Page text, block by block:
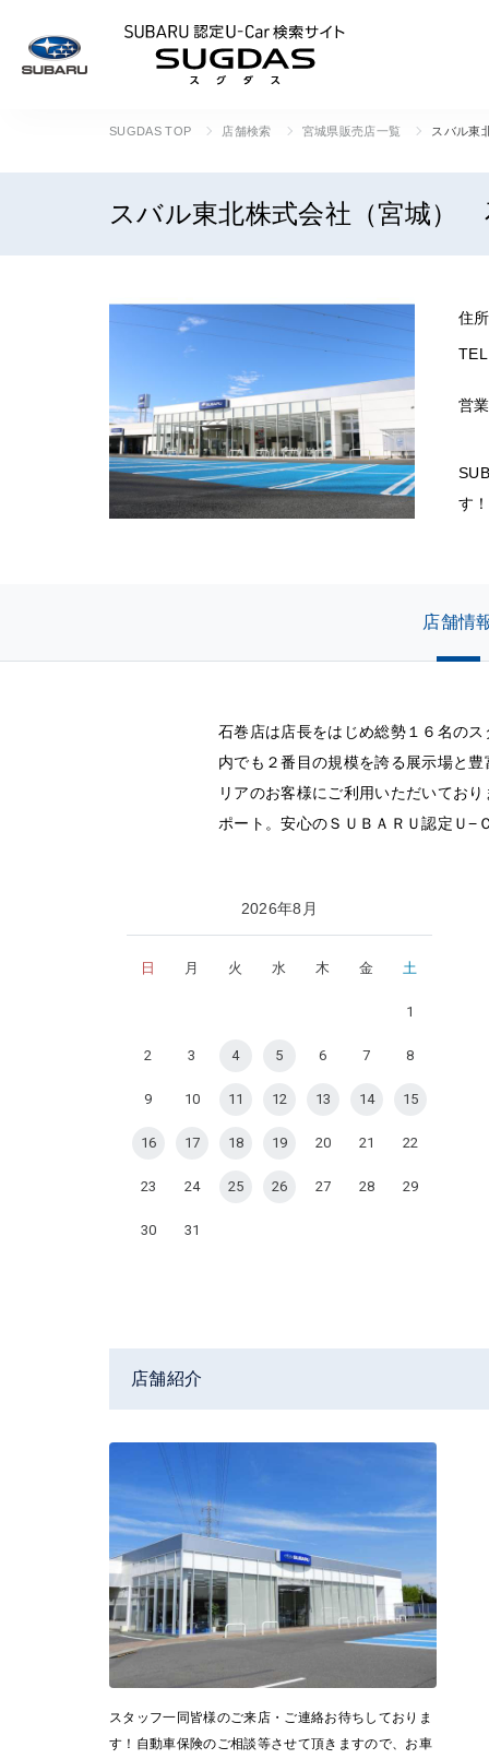
SUGDAS TOP 店舗検索 宮城県販売店一覧 スバル東
スバル東北株式会社（宮城）
住所
TEL
営
す
店舗情
石巻店は店長をはじめ総勢１６名の
内でも２番目の規模を誇る展示場と
リアのお客様にご利用いただいてお
ポート。安心のＳＵＢＡＲＵ認定Ｕ−
2026年8月
日 月 火 水 木 金 土
1
2 3 4 5 6 7 8
9 10 11 12 13 14 15
16 17 18 19 20 21 22
23 24 25 26 27 28 29
30 31
店舗紹介
スタッフ一同皆様のご来店・ご連絡お待ちしておりま
す！自動車保険のご相談等させて頂きますので、お車